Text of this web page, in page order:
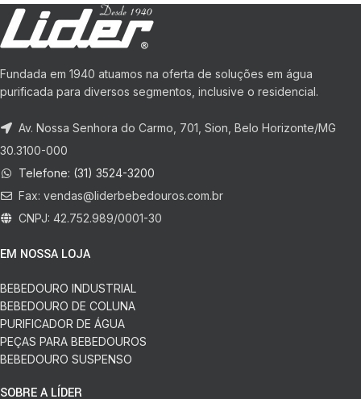
Fundada em 1940 atuamos na oferta de soluções em água
purificada para diversos segmentos, inclusive o residencial.
Av. Nossa Senhora do Carmo, 701, Sion, Belo Horizonte/MG
30.3100-000
Telefone: (31) 3524-3200
Fax: vendas@liderbebedouros.com.br
CNPJ: 42.752.989/0001-30
EM NOSSA LOJA
BEBEDOURO INDUSTRIAL
BEBEDOURO DE COLUNA
PURIFICADOR DE ÁGUA
PEÇAS PARA BEBEDOUROS
BEBEDOURO SUSPENSO
SOBRE A LÍDER